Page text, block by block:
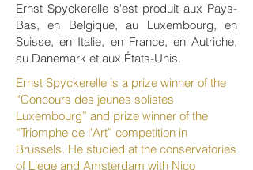
Ernst Spyckerelle s'est produit aux Pays-
Bas, en Belgique, au Luxembourg, en
Suisse, en Italie, en France, en Autriche,
au Danemark et aux États-Unis.
Ernst Spyckerelle is a prize winner of the
“Concours des jeunes solistes
Luxembourg” and prize winner of the
“Triomphe de l'Art” competition in
Brussels. He studied at the conservatories
of Liege and Amsterdam with Nico